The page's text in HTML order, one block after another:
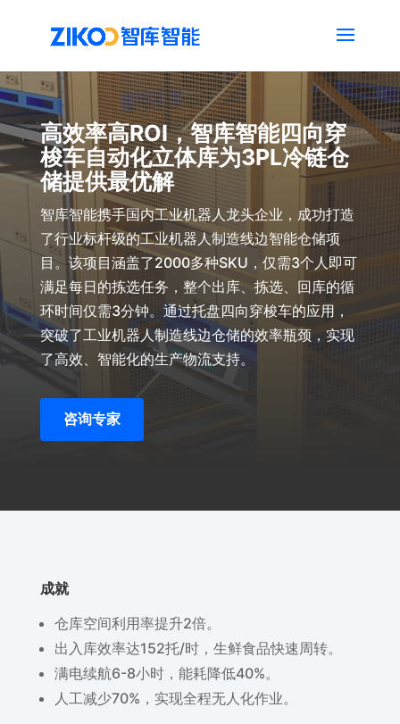
高效率高ROI，智库智能四向穿
梭车自动化立体库为3PL冷链仓
储提供最优解
智库智能携手国内工业机器人龙头企业，成功打造
了行业标杆级的工业机器人制造线边智能仓储项
目。该项目涵盖了2000多种SKU，仅需3个人即可
满足每日的拣选任务，整个出库、拣选、回库的循
环时间仅需3分钟。通过托盘四向穿梭车的应用，
突破了工业机器人制造线边仓储的效率瓶颈，实现
了高效、智能化的生产物流支持。
咨询专家
成就
仓库空间利用率提升2倍。
出入库效率达152托/时，生鲜食品快速周转。
满电续航6-8小时，能耗降低40%。
人工减少70%，实现全程无人化作业。